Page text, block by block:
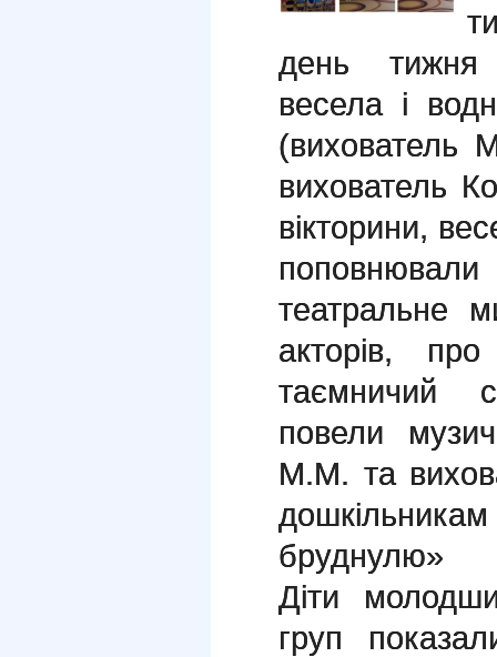
день тижня
весела і
(вихователь
вихователь
вікторини,
театральне
акторів,
таємничий
повели
М.М. та
бруднулю»
Діти
груп